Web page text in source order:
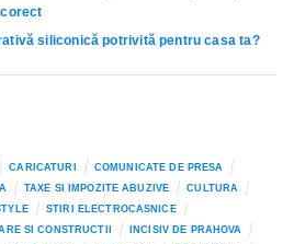
siliconică potrivită pentru casa ta?
CARICATURI
COMUNICATE DE PRESA
TAXE SI IMPOZITE ABUZIVE
CULTURA
STIRI ELECTROCASNICE
SI CONSTRUCTII
INCISIV DE PRAHOVA